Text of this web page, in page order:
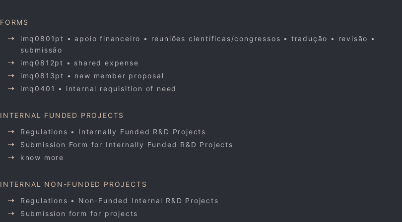
FORMS
imq0801pt • apoio financeiro • reuniões científicas/congressos • tradução • revisão •
submissão
imq0812pt • shared expense
imq0813pt • new member proposal
imq0401 • internal requisition of need
INTERNAL FUNDED PROJECTS
Regulations • Internally Funded R&D Projects
Submission Form for Internally Funded R&D Projects
know more
INTERNAL NON-FUNDED PROJECTS
Regulations • Non-Funded Internal R&D Projects
Submission form for projects